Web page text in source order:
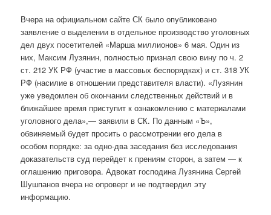
Вчера на официальном сайте СК было опубликовано
заявление о выделении в отдельное производство уголовных
дел двух посетителей «Марша миллионов» 6 мая. Один из
них, Максим Лузянин, полностью признал свою вину по ч. 2
ст. 212 УК РФ (участие в массовых беспорядках) и ст. 318 УК
РФ (насилие в отношении представителя власти). «Лузянин
уже уведомлен об окончании следственных действий и в
ближайшее время приступит к ознакомлению с материалами
уголовного дела»,— заявили в СК. По данным «Ъ»,
обвиняемый будет просить о рассмотрении его дела в
особом порядке: за одно-два заседания без исследования
доказательств суд перейдет к прениям сторон, а затем — к
оглашению приговора. Адвокат господина Лузянина Сергей
Шушпанов вчера не опроверг и не подтвердил эту
информацию.